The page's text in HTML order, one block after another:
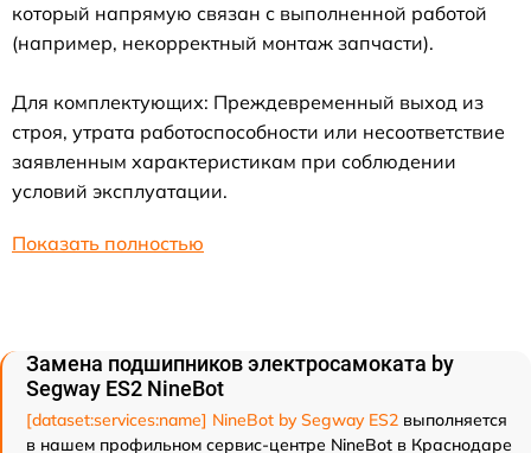
который напрямую связан с выполненной работой
(например, некорректный монтаж запчасти).
Для комплектующих: Преждевременный выход из
строя, утрата работоспособности или несоответствие
заявленным характеристикам при соблюдении
условий эксплуатации.
Показать полностью
Замена подшипников электросамоката by
Segway ES2 NineBot
[dataset:services:name] NineBot by Segway ES2 выполняется
в нашем профильном сервис-центре NineBot в Краснодаре